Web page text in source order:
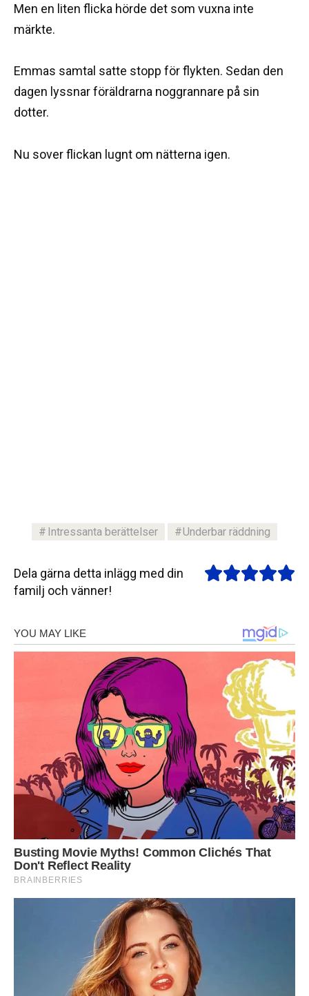
Men en liten flicka hörde det som vuxna inte
märkte.
Emmas samtal satte stopp för flykten. Sedan den
dagen lyssnar föräldrarna noggrannare på sin
dotter.
Nu sover flickan lugnt om nätterna igen.
Intressanta berättelser Underbar räddning
Dela gärna detta inlägg med din
familj och vänner!